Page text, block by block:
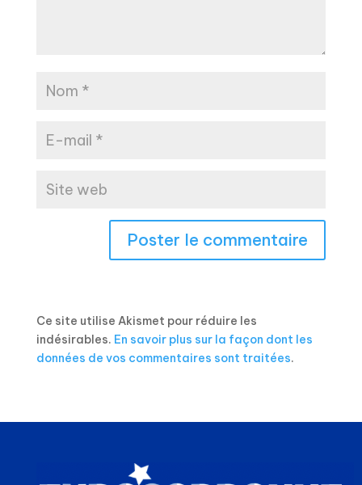
Ce site utilise Akismet pour réduire les
indésirables. En savoir plus sur la façon dont les
données de vos commentaires sont traitées.